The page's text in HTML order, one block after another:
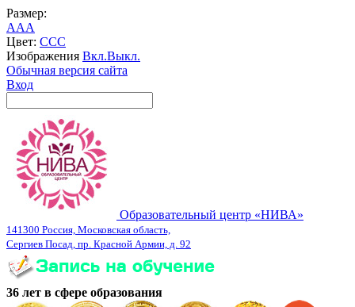
Размер:
AAA
Цвет: CCC
Изображения Вкл.Выкл.
Обычная версия сайта
Вход
Образовательный центр «НИВА»
141300 Россия, Московская область,
Сергиев Посад, пр. Красной Армии, д. 92
36 лет в сфере образования